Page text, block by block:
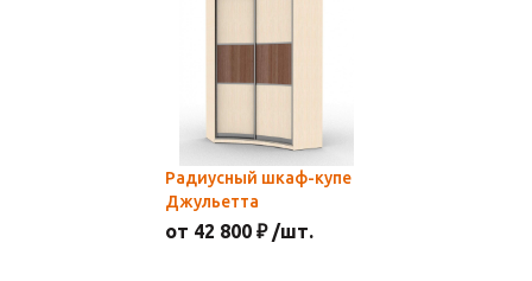
Радиусный шкаф-купе
Джульетта
от 42 800 ₽ /шт.